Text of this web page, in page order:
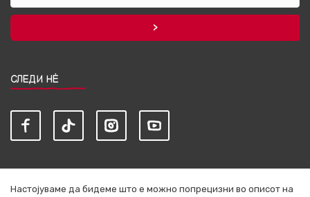
СЛЕДИ НЀ
Настојуваме да бидеме што е можно попрецизни во описот на